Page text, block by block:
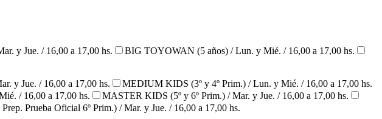
y Jue. / 16,00 a 17,00 hs.
BIG TOYOWAN (5 años) / Lun. y Mié. / 16,00 a 17,00 hs.
y Jue. / 16,00 a 17,00 hs.
MEDIUM KIDS (3º y 4º Prim.) / Lun. y Mié. / 16,00 a 17,00 hs.
/ 16,00 a 17,00 hs.
MASTER KIDS (5º y 6º Prim.) / Mar. y Jue. / 16,00 a 17,00 hs.
Prueba Oficial 6º Prim.) / Mar. y Jue. / 16,00 a 17,00 hs.